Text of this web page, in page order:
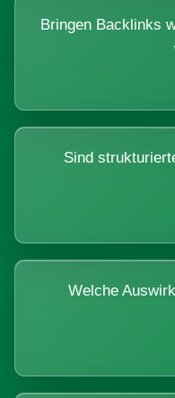
Bringen Backlinks
Sind
Welche